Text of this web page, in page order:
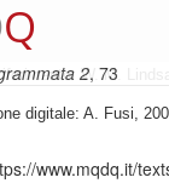
Q
2, 73
W. M.
digitale: A. Fusi,
www.mqdq.it/